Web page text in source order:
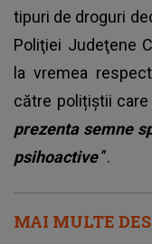
tipuri de droguri
Poliţiei Judeţene
la vremea
către polițiștii care
prezenta semne
psihoactive”.
MAI MULTE